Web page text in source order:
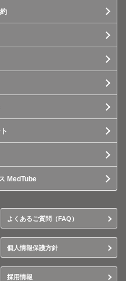
MedTube
よくあるご質問（FAQ）
個人情報保護方針
採用情報